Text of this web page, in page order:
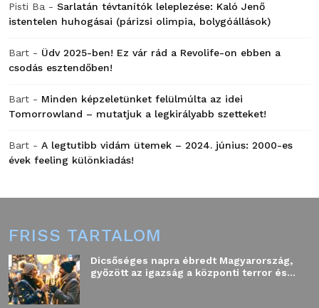
Pisti Ba - Sarlatán tévtanítók leleplezése: Kaló Jenő
istentelen huhogásai (párizsi olimpia, bolygóállások)
Bart - Üdv 2025-ben! Ez vár rád a Revolife-on ebben a
csodás esztendőben!
Bart - Minden képzeletünket felülmúlta az idei
Tomorrowland – mutatjuk a legkirályabb szetteket!
Bart - A legtutibb vidám ütemek – 2024. június: 2000-es
évek feeling különkiadás!
FRISS TARTALOM
Dicsőséges napra ébredt Magyarország,
győzött az igazság a központi terror és...